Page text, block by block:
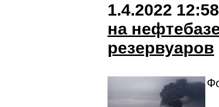
1.4.2022 12:58
на
резервуаров